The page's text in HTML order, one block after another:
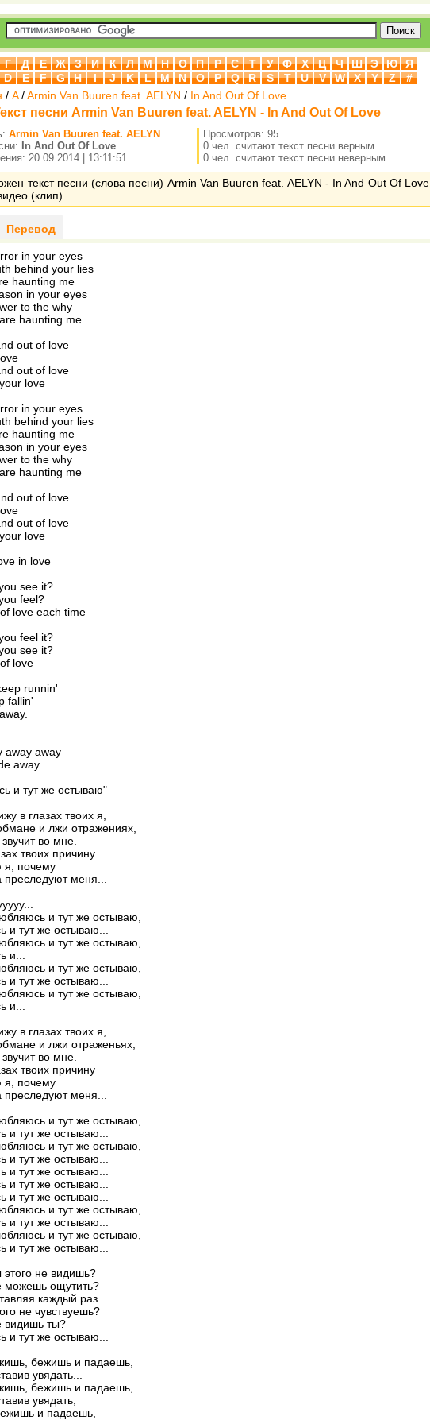
Г Д Е Ж З И К Л М Н О П Р С Т У Ф Х Ц Ч Ш Э Ю
Я
D E F G H I J K L M N O P Q R S T U V W X Y Z
#
/ A/Armin Van Buuren feat. AELYN / In And Out Of Love
песни Armin Van Buuren feat. AELYN - In And Out Of Love
Armin Van Buuren feat. AELYN
In And Out Of Love
20.09.2014 | 13:11:51
Просмотров: 95
0 чел. считают текст песни верным
0 чел. считают текст песни неверным
текст песни (слова песни) Armin Van Buuren feat. AELYN - In And Out Of Love,
(клип).
Перевод
in your eyes
behind your lies
haunting me
in your eyes
to the why
haunting me
out of love
out of love
love
in your eyes
behind your lies
haunting me
in your eyes
to the why
haunting me
out of love
out of love
love
in love
see it?
feel?
love each time
feel it?
see it?
love
runnin'
fallin'
away away
away
и тут же остываю"
в глазах твоих я,
и лжи отражениях,
во мне.
твоих причину
я, почему
преследуют меня...
и тут же остываю,
и тут же остываю...
и тут же остываю,
и...
и тут же остываю,
и тут же остываю...
и тут же остываю,
и...
в глазах твоих я,
и лжи отраженьях,
во мне.
твоих причину
я, почему
преследуют меня...
и тут же остываю,
и тут же остываю...
и тут же остываю,
и тут же остываю...
и тут же остываю...
и тут же остываю...
и тут же остываю...
и тут же остываю,
и тут же остываю...
и тут же остываю,
и тут же остываю...
не видишь?
можешь ощутить?
каждый раз...
не чувствуешь?
видишь ты?
и тут же остываю...
бежишь и падаешь,
увядать...
бежишь и падаешь,
увядать,
и падаешь,